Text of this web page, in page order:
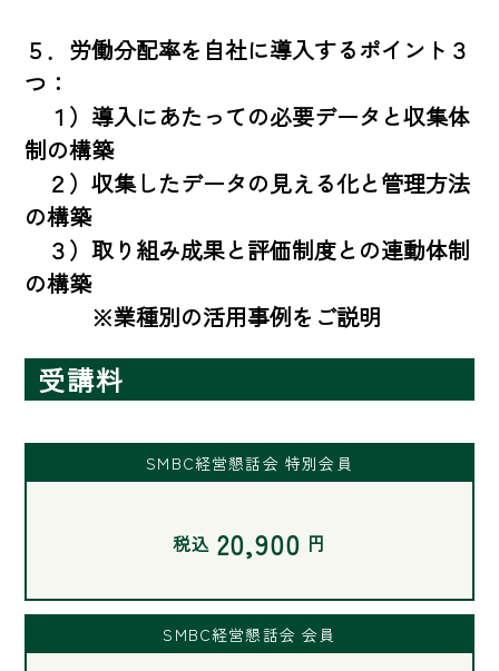
５．労働分配率を自社に導入するポイント３
つ：
１）導入にあたっての必要データと収集体
制の構築
２）収集したデータの見える化と管理方法
の構築
３）取り組み成果と評価制度との連動体制
の構築
※業種別の活用事例をご説明
受講料
SMBC経営懇話会 特別会員
税込 20,900 円
SMBC経営懇話会 会員